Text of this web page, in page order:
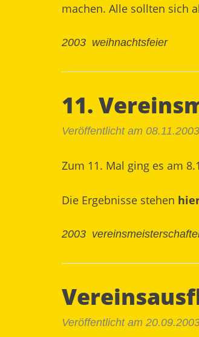
machen. Alle sollten sich
2003 weihnachtsfeier
11.
Veröffentlicht am 08.11.2003
Zum 11. Mal ging es am
Die Ergebnisse stehen
2003
Veröffentlicht am